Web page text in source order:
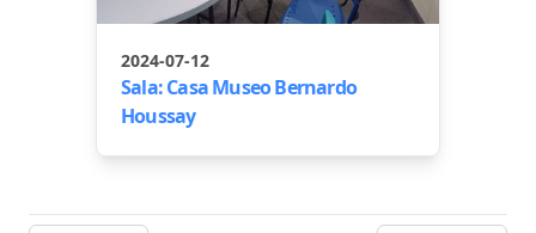
2024-07-12
Sala: Casa Museo Bernardo
Houssay